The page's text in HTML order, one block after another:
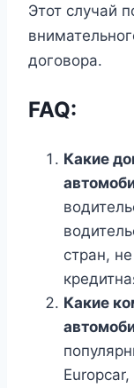
Этот случай
договора.
FAQ:
Какие
стран,
Какие